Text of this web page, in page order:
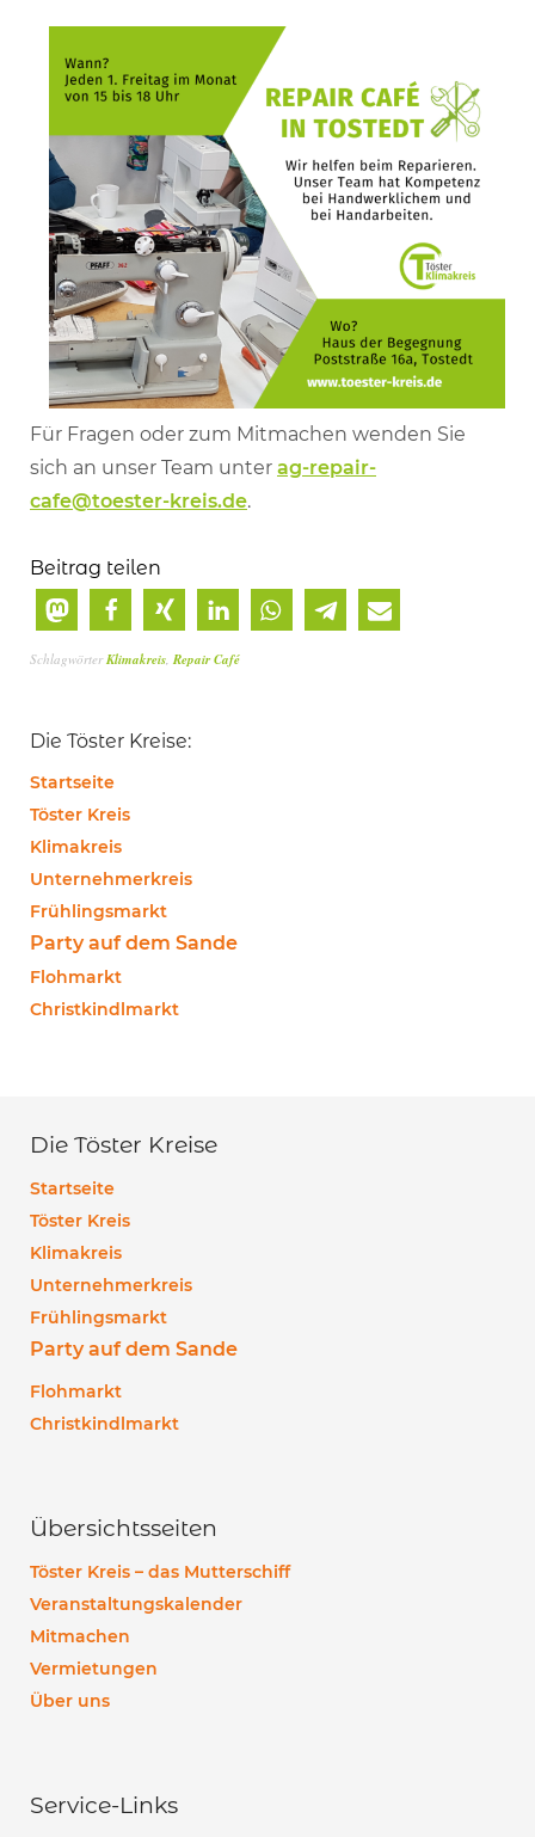
Für Fragen oder zum Mitmachen wenden Sie
sich an unser Team unter ag-repair-
cafe@toester-kreis.de.
Beitrag teilen
SchlagwörterKlimakreis,Repair Café
Die Töster Kreise:
Startseite
Töster Kreis
Klimakreis
Unternehmerkreis
Frühlingsmarkt
Party auf dem Sande
Flohmarkt
Christkindlmarkt
Die Töster Kreise
Startseite
Töster Kreis
Klimakreis
Unternehmerkreis
Frühlingsmarkt
Party auf dem Sande
Flohmarkt
Christkindlmarkt
Übersichtsseiten
Töster Kreis – das Mutterschiff
Veranstaltungskalender
Mitmachen
Vermietungen
Über uns
Service-Links